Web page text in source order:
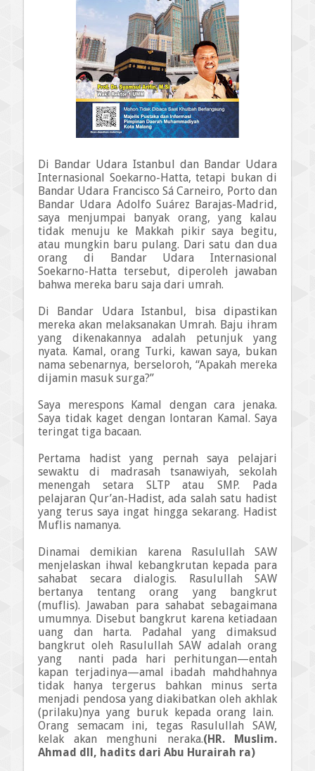
Di Bandar Udara Istanbul dan Bandar Udara
Internasional Soekarno-Hatta, tetapi bukan di
Bandar Udara Francisco Sá Carneiro, Porto dan
Bandar Udara Adolfo Suárez Barajas-Madrid,
saya menjumpai banyak orang, yang kalau
tidak menuju ke Makkah pikir saya begitu,
atau mungkin baru pulang. Dari satu dan dua
orang di Bandar Udara Internasional
Soekarno-Hattatersebut, diperoleh jawaban
bahwa mereka baru saja dari umrah.
Di Bandar Udara Istanbul, bisa dipastikan
mereka akan melaksanakan Umrah. Baju ihram
yang dikenakannya adalah petunjuk yang
nyata. Kamal, orang Turki, kawan saya, bukan
nama sebenarnya, berseloroh, “Apakah mereka
dijamin masuk surga?”
Saya merespons Kamal dengan cara jenaka.
Saya tidak kaget dengan lontaran Kamal. Saya
teringat tiga bacaan.
Pertama hadist yang pernah saya pelajari
sewaktu di madrasah tsanawiyah, sekolah
menengah setara SLTP atau SMP. Pada
pelajaran Qur’an-Hadist, ada salah satu hadist
yang terus saya ingat hingga sekarang. Hadist
Muflis namanya.
Dinamai demikian karena Rasulullah SAW
menjelaskan ihwal kebangkrutan kepada para
sahabat secara dialogis. Rasulullah SAW
bertanya tentang orang yang bangkrut
(muflis). Jawaban para sahabat sebagaimana
umumnya. Disebut bangkrut karena ketiadaan
uang dan harta. Padahal yang dimaksud
bangkrut oleh Rasulullah SAW adalah orang
yang
nanti pada hari perhitungan—entah
kapan terjadinya—amal ibadah mahdhahnya
tidak hanya tergerus bahkan minus serta
menjadi pendosa yang diakibatkan oleh akhlak
(prilaku)nya yang buruk kepada orang lain.
Orang semacam ini, tegas Rasulullah SAW,
kelak akan menghuni neraka.(HR. Muslim.
Ahmad dll, hadits dari Abu Hurairah ra)